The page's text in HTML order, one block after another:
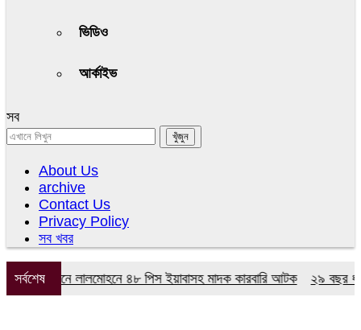
ভিডিও
আর্কাইভ
সব
About Us
archive
Contact Us
Privacy Policy
সব খবর
সর্বশেষ
অভিযানে লালমোহনে ৪৮ পিস ইয়াবাসহ মাদক কারবারি আটক ২৯ বছর ধরে